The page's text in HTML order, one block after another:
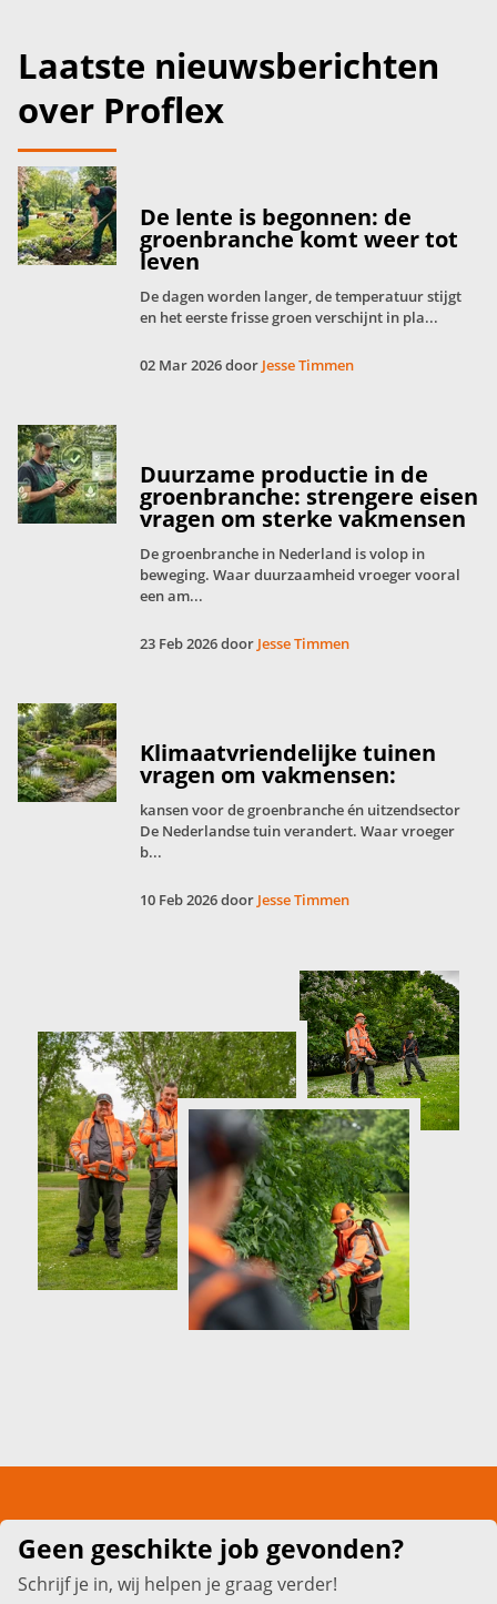
Laatste nieuwsberichten
over Proflex
De lente is begonnen: de
groenbranche komt weer tot
leven
De dagen worden langer, de temperatuur stijgt
en het eerste frisse groen verschijnt in pla...
02 Mar 2026 door Jesse Timmen
Duurzame productie in de
groenbranche: strengere eisen
vragen om sterke vakmensen
De groenbranche in Nederland is volop in
beweging. Waar duurzaamheid vroeger vooral
een am...
23 Feb 2026 door Jesse Timmen
Klimaatvriendelijke tuinen
vragen om vakmensen:
kansen voor de groenbranche én uitzendsector
De Nederlandse tuin verandert. Waar vroeger
b...
10 Feb 2026 door Jesse Timmen
Geen geschikte job gevonden?
Schrijf je in, wij helpen je graag verder!